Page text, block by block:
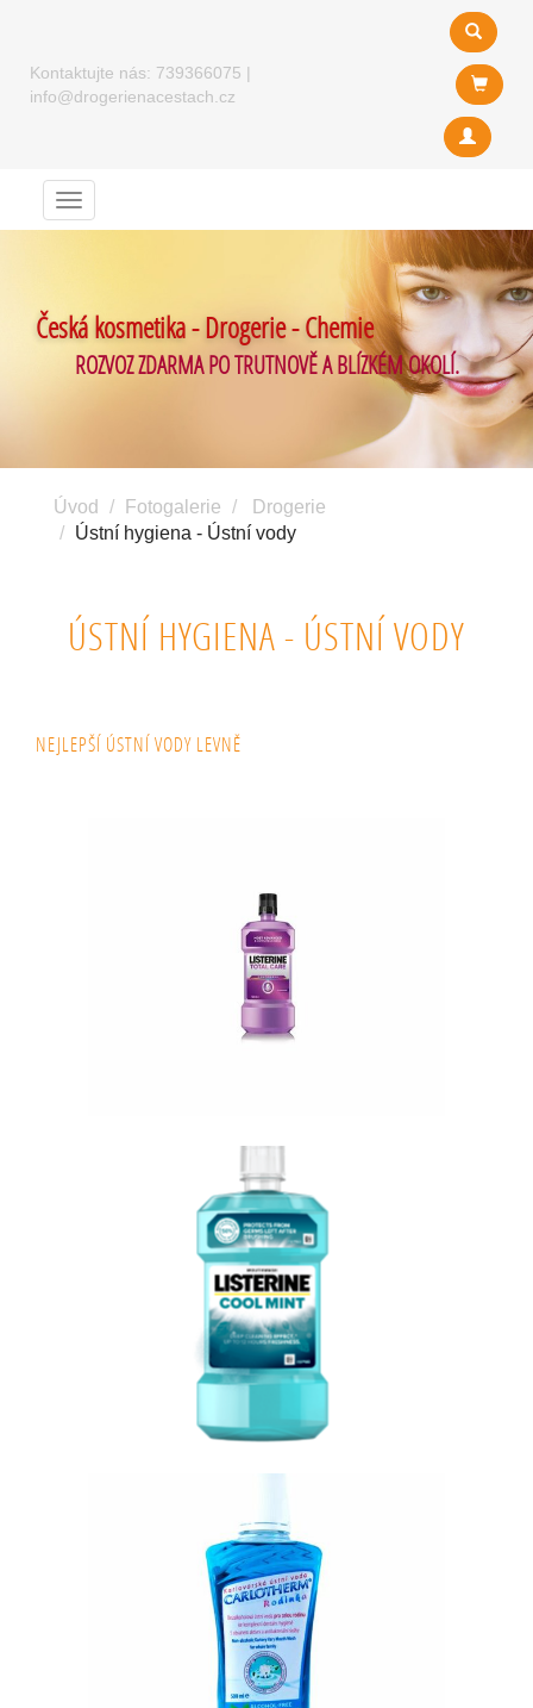
Kontaktujte nás: 739366075 |
info@drogerienacestach.cz
Menu
Česká kosmetika - Drogerie - Chemie
ROZVOZ ZDARMA PO TRUTNOVĚ A BLÍZKÉM OKOLÍ.
Úvod Fotogalerie
Drogerie
Ústní hygiena - Ústní vody
ÚSTNÍ HYGIENA - ÚSTNÍ VODY
NEJLEPŠÍ ÚSTNÍ VODY LEVNĚ